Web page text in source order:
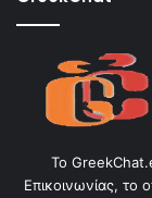
Το
Επικοινωνίας, το